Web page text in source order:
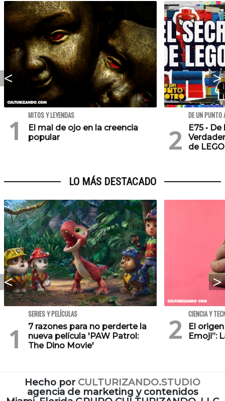
MITOS Y LEYENDAS
El mal de ojo en la creencia
popular
DE UN PUNTO
E75 •
de
LO MÁS DESTACADO
SERIES Y PELÍCULAS
7 razones para no perderte la
nueva película 'PAW Patrol:
The Dino Movie'
CIENCIA Y
El
Emoji”:
Hecho por CULTURIZANDO.STUDIO
agencia de marketing y contenidos